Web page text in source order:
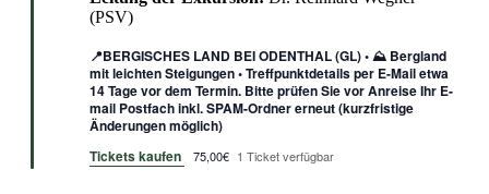
(PSV)
📍BERGISCHES LAND BEI ODENTHAL (GL) • ⛰️ Bergland
mit leichten Steigungen • Treffpunktdetails per E-Mail etwa
14 Tage vor dem Termin. Bitte prüfen Sie vor Anreise Ihr E-
mail Postfach inkl. SPAM-Ordner erneut (kurzfristige
Änderungen möglich)
Tickets kaufen
75,00€ 1 Ticket verfügbar